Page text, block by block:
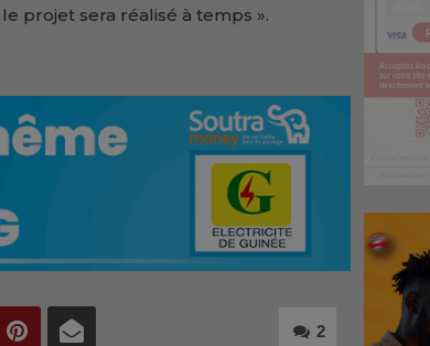
projet sera réalisé à temps ».
2